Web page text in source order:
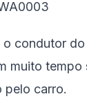
condutor
muito
pelo carro.